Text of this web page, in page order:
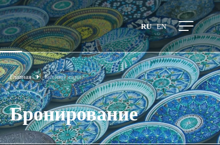
RU EN
Главная Бронирование
Бронирование